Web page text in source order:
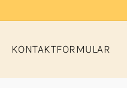
KONTAKTFORMULAR